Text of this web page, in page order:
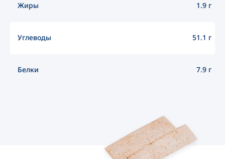
Жиры 1.9 г
Углеводы 51.1 г
Белки 7.9 г